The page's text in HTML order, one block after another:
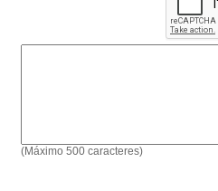
(Máximo 500 caracteres)